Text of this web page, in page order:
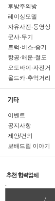
후방주의방
레이싱모델
자유사진·동영상
군사·무기
트럭·버스·중기
항공·해운·철도
오토바이·자전거
올드카·추억거리
이벤트
공지사항
제안/건의
보배드림 이야기
/